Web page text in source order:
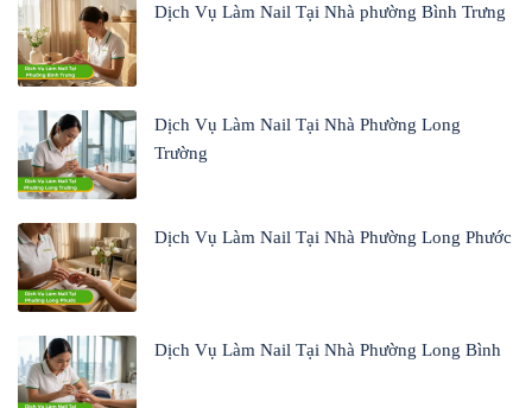
Dịch Vụ Làm Nail Tại Nhà phường Bình Trưng
Dịch Vụ Làm Nail Tại Nhà Phường Long
Trường
Dịch Vụ Làm Nail Tại Nhà Phường Long Phước
Dịch Vụ Làm Nail Tại Nhà Phường Long Bình